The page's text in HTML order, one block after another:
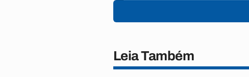
Leia Também